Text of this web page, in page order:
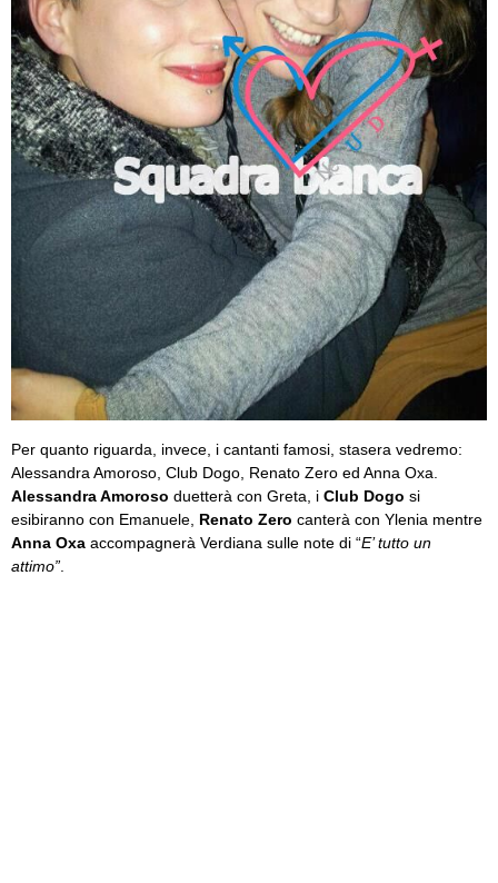
Per quanto riguarda, invece, i cantanti famosi, stasera vedremo:
Alessandra Amoroso, Club Dogo, Renato Zero ed Anna Oxa.
Alessandra Amoroso duetterà con Greta, i Club Dogo si
esibiranno con Emanuele, Renato Zero canterà con Ylenia mentre
Anna Oxa accompagnerà Verdiana sulle note di “E’ tutto un
attimo”